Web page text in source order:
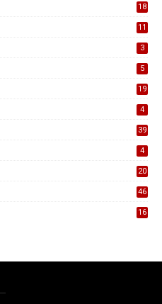
18
11
3
5
19
4
39
4
20
46
16